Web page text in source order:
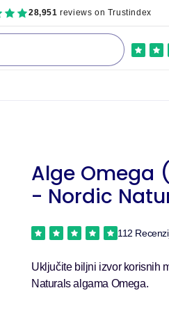
28,951 reviews on Trustindex
Alge Omega
- Nordic
112
Uključite biljni izvor korisnih
Naturals algama Omega.